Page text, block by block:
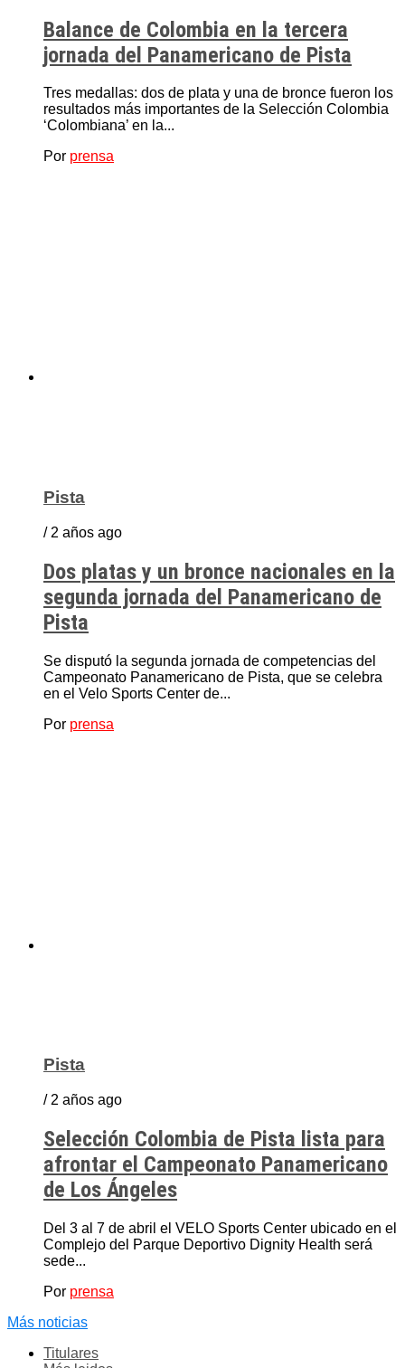
Balance de Colombia en la tercera
jornada del Panamericano de Pista
Tres medallas: dos de plata y una de bronce fueron los
resultados más importantes de la Selección Colombia
‘Colombiana’ en la...
Por prensa
Pista
/ 2 años ago
Dos platas y un bronce nacionales en la
segunda jornada del Panamericano de
Pista
Se disputó la segunda jornada de competencias del
Campeonato Panamericano de Pista, que se celebra
en el Velo Sports Center de...
Por prensa
Pista
/ 2 años ago
Selección Colombia de Pista lista para
afrontar el Campeonato Panamericano
de Los Ángeles
Del 3 al 7 de abril el VELO Sports Center ubicado en el
Complejo del Parque Deportivo Dignity Health será
sede...
Por prensa
Más noticias
Titulares